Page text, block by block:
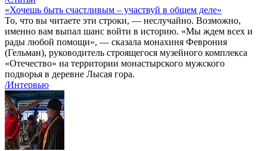
«Хочешь быть счастливым – участвуй в общем деле»
То, что вы читаете эти строки, — неслучайно. Возможно,
именно вам выпал шанс войти в историю. «Мы ждем всех и
рады любой помощи», — сказала монахиня Феврония
(Гельман), руководитель строящегося музейного комплекса
«Отечество» на территории монастырского мужского
подворья в деревне Лысая гора.
/Интервью